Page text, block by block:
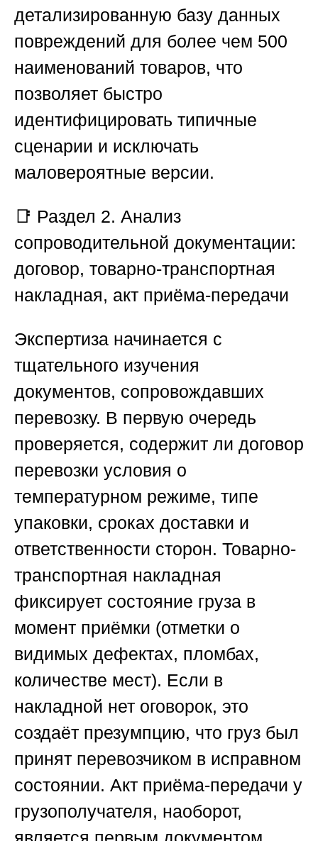
детализированную базу данных
повреждений для более чем 500
наименований товаров, что
позволяет быстро
идентифицировать типичные
сценарии и исключать
маловероятные версии.
📑 Раздел 2. Анализ
сопроводительной документации:
договор, товарно-транспортная
накладная, акт приёма-передачи
Экспертиза начинается с
тщательного изучения
документов, сопровождавших
перевозку. В первую очередь
проверяется, содержит ли договор
перевозки условия о
температурном режиме, типе
упаковки, сроках доставки и
ответственности сторон. Товарно-
транспортная накладная
фиксирует состояние груза в
момент приёмки (отметки о
видимых дефектах, пломбах,
количестве мест). Если в
накладной нет оговорок, это
создаёт презумпцию, что груз был
принят перевозчиком в исправном
состоянии. Акт приёма-передачи у
грузополучателя, наоборот,